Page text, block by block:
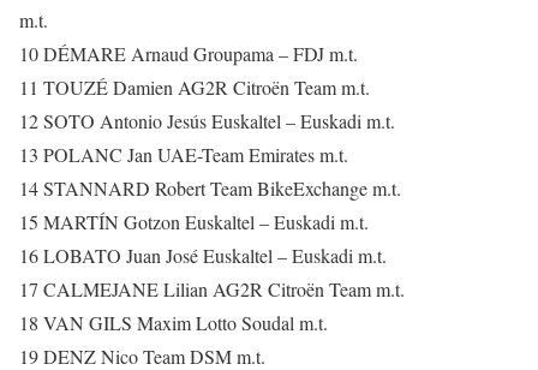
m.t.
10 DÉMARE Arnaud Groupama – FDJ m.t.
11 TOUZÉ Damien AG2R Citroën Team m.t.
12 SOTO Antonio Jesús Euskaltel – Euskadi m.t.
13 POLANC Jan UAE-Team Emirates m.t.
14 STANNARD Robert Team BikeExchange m.t.
15 MARTÍN Gotzon Euskaltel – Euskadi m.t.
16 LOBATO Juan José Euskaltel – Euskadi m.t.
17 CALMEJANE Lilian AG2R Citroën Team m.t.
18 VAN GILS Maxim Lotto Soudal m.t.
19 DENZ Nico Team DSM m.t.